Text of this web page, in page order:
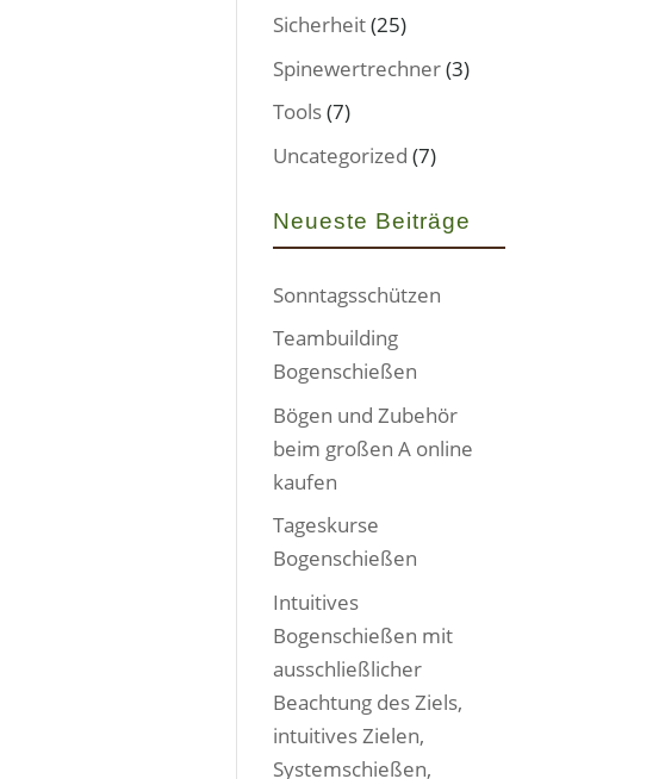
Sicherheit(25)
Spinewertrechner(3)
Tools(7)
Uncategorized (7)
Neueste Beiträge
Sonntagsschützen
Teambuilding
Bogenschießen
Bögen und Zubehör
beim großen A online
kaufen
Tageskurse
Bogenschießen
Intuitives
Bogenschießen mit
ausschließlicher
Beachtung des Ziels,
intuitives Zielen,
Systemschießen,